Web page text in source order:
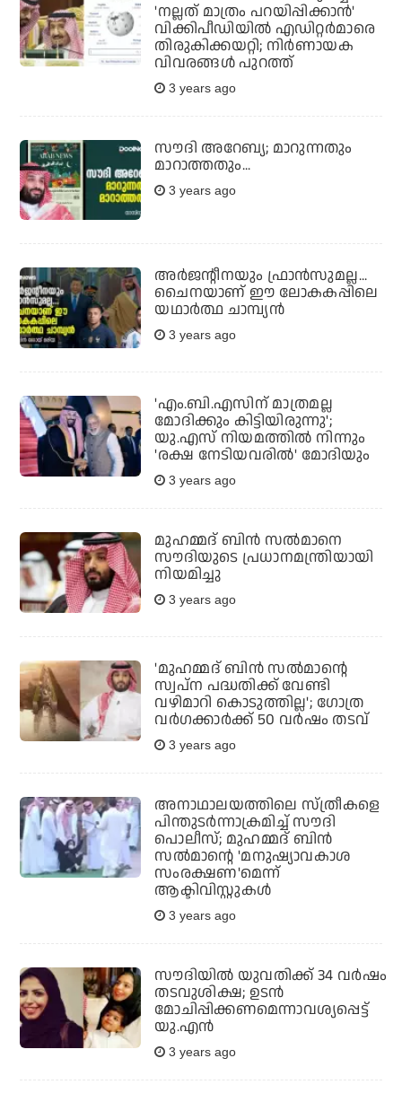
'നല്ലത് മാത്രം പറയിപ്പിക്കാന്‍'
വിക്കിപീഡിയില്‍ എഡിറ്റര്‍മാരെ
തിരുകിക്കയറ്റി; നിര്‍ണായക
വിവരങ്ങള്‍ പുറത്ത്
3 years ago
സൗദി അറേബ്യ; മാറുന്നതും
മാറാത്തതും...
3 years ago
അര്‍ജന്റീനയും ഫ്രാന്‍സുമല്ല...
ചൈനയാണ് ഈ ലോകകപ്പിലെ
യഥാര്‍ത്ഥ ചാമ്പ്യന്‍
3 years ago
'എം.ബി.എസിന് മാത്രമല്ല
മോദിക്കും കിട്ടിയിരുന്നു';
യു.എസ് നിയമത്തില്‍ നിന്നും
'രക്ഷ നേടിയവരില്‍' മോദിയും
3 years ago
മുഹമ്മദ് ബിന്‍ സല്‍മാനെ
സൗദിയുടെ പ്രധാനമന്ത്രിയായി
നിയമിച്ചു
3 years ago
'മുഹമ്മദ് ബിന്‍ സല്‍മാന്റെ
സ്വപ്‌ന പദ്ധതിക്ക് വേണ്ടി
വഴിമാറി കൊടുത്തില്ല'; ഗോത്ര
വര്‍ഗക്കാര്‍ക്ക് 50 വര്‍ഷം തടവ്
3 years ago
അനാഥാലയത്തിലെ സ്ത്രീകളെ
പിന്തുടര്‍ന്നാക്രമിച്ച് സൗദി
പൊലീസ്; മുഹമ്മദ് ബിന്‍
സല്‍മാന്റെ 'മനുഷ്യാവകാശ
സംരക്ഷണ'മെന്ന്
ആക്ടിവിസ്റ്റുകള്‍
3 years ago
സൗദിയില്‍ യുവതിക്ക് 34 വര്‍ഷം
തടവുശിക്ഷ; ഉടന്‍
മോചിപ്പിക്കണമെന്നാവശ്യപ്പെട്ട്
യു.എന്‍
3 years ago